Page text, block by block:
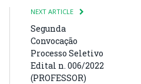
NEXT ARTICLE
Segunda
Convocação
Processo Seletivo
Edital n. 006/2022
(PROFESSOR)